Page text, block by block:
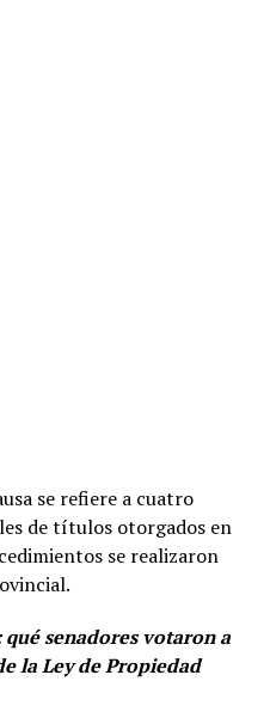
se refiere a cuatro
de títulos otorgados en
se realizaron
senadores votaron a
la Ley de Propiedad